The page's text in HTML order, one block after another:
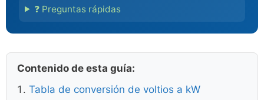
❓ Preguntas rápidas
Contenido de esta guía:
Tabla de conversión de voltios a kW